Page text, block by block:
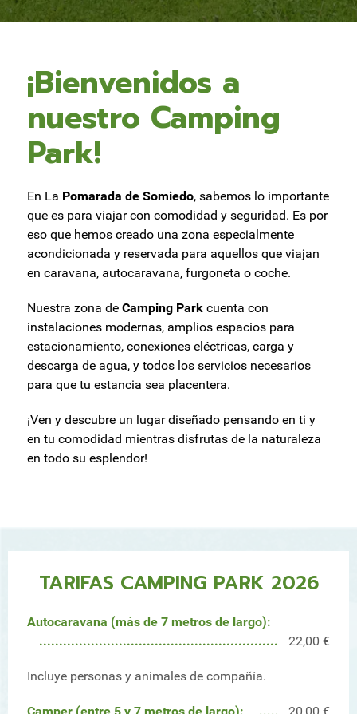
¡Bienvenidos a
nuestro Camping
Park!
En La Pomarada de Somiedo, sabemos lo importante
que es para viajar con comodidad y seguridad. Es por
eso que hemos creado una zona especialmente
acondicionada y reservada para aquellos que viajan
en caravana, autocaravana, furgoneta o coche.
Nuestra zona de Camping Park cuenta con
instalaciones modernas, amplios espacios para
estacionamiento, conexiones eléctricas, carga y
descarga de agua, y todos los servicios necesarios
para que tu estancia sea placentera.
¡Ven y descubre un lugar diseñado pensando en ti y
en tu comodidad mientras disfrutas de la naturaleza
en todo su esplendor!
TARIFAS CAMPING PARK 2026
Autocaravana (más de 7 metros de largo):
22,00 €
Incluye personas y animales de compañía.